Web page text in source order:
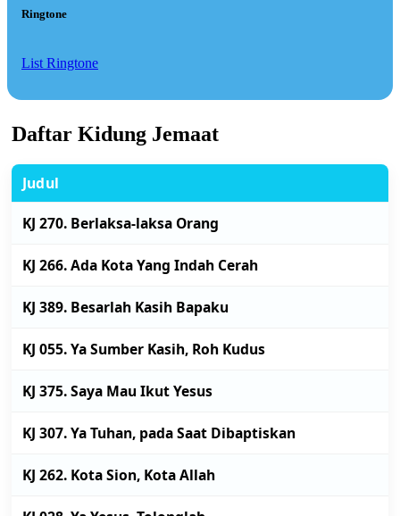
Ringtone
List Ringtone
Daftar Kidung Jemaat
Judul
KJ 270. Berlaksa-laksa Orang
KJ 266. Ada Kota Yang Indah Cerah
KJ 389. Besarlah Kasih Bapaku
KJ 055. Ya Sumber Kasih, Roh Kudus
KJ 375. Saya Mau Ikut Yesus
KJ 307. Ya Tuhan, pada Saat Dibaptiskan
KJ 262. Kota Sion, Kota Allah